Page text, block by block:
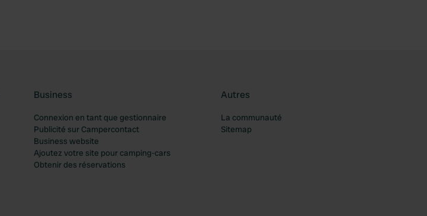
Business
Connexion en tant que gestionnaire
Publicité sur Campercontact
Business website
Ajoutez votre site pour camping-cars
Obtenir des réservations
Autres
La communauté
Sitemap